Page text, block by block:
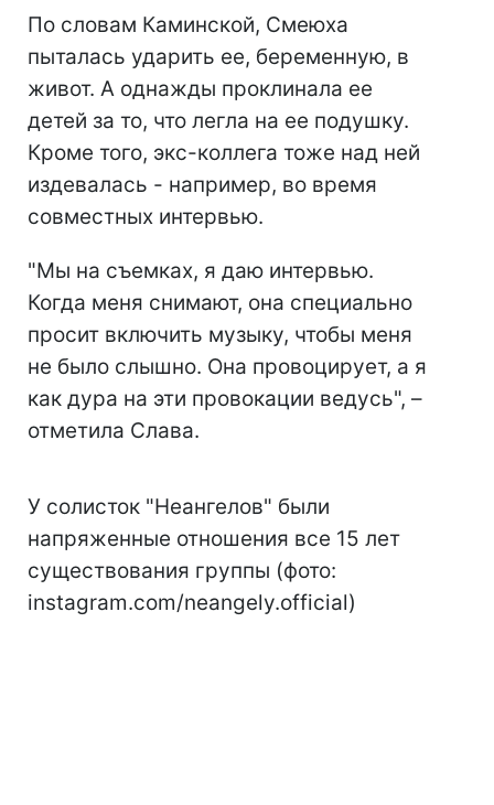
По словам Каминской, Смеюха
пыталась ударить ее, беременную, в
живот. А однажды проклинала ее
детей за то, что легла на ее подушку.
Кроме того, экс-коллега тоже над ней
издевалась - например, во время
совместных интервью.
"Мы на съемках, я даю интервью.
Когда меня снимают, она специально
просит включить музыку, чтобы меня
не было слышно. Она провоцирует, а я
как дура на эти провокации ведусь", –
отметила Слава.
У солисток "Неангелов" были
напряженные отношения все 15 лет
существования группы (фото:
instagram.com/neangely.official)